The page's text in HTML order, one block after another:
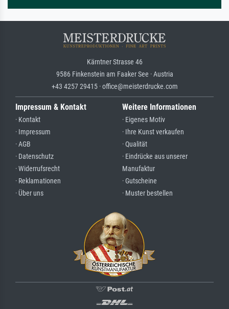
Kärntner Strasse 46
9586 Finkenstein am Faaker See · Austria
+43 4257 29415 · office@meisterdrucke.com
Impressum & Kontakt
· Kontakt
· Impressum
· AGB
· Datenschutz
· Widerrufsrecht
· Reklamationen
· Über uns
Weitere Informationen
· Eigenes Motiv
· Ihre Kunst verkaufen
· Qualität
· Eindrücke aus unserer
Manufaktur
· Gutscheine
· Muster bestellen